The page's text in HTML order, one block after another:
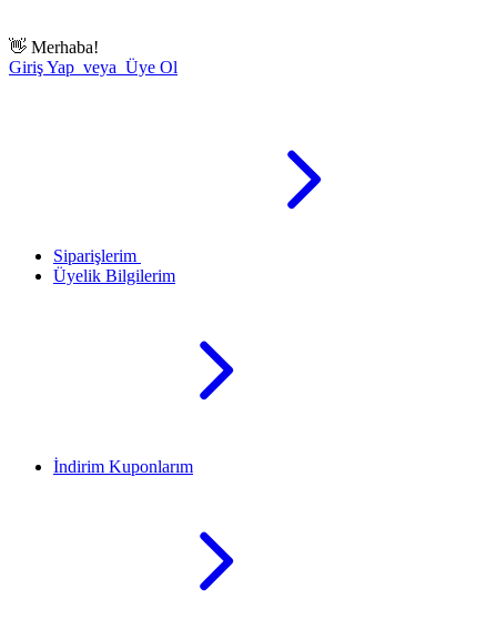
👋 Merhaba!
Giriş Yap veya Üye Ol
Siparişlerim
Üyelik Bilgilerim
İndirim Kuponlarım